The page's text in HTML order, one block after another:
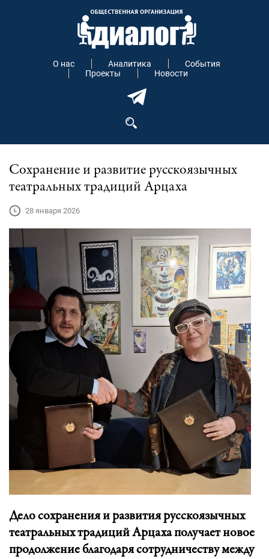
О нас Аналитика
События
Проекты
Новости
Сохранение и развитие русскоязычных
театральных традиций Арцаха
28 января 2026
Дело сохранения и развития русскоязычных
театральных традиций Арцаха получает новое
продолжение благодаря сотрудничеству между